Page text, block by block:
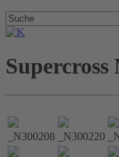
Supercross
_N300208 _N300220